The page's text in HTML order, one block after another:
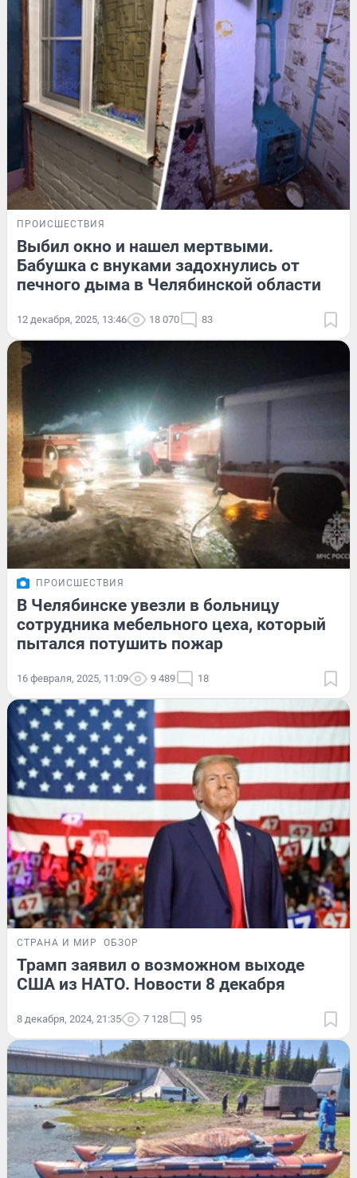
ПРОИСШЕСТВИЯ
Выбил окно и нашел мертвыми.
Бабушка с внуками задохнулись от
печного дыма в Челябинской области
12 декабря, 2025, 13:46 18 070 83
ПРОИСШЕСТВИЯ
В Челябинске увезли в больницу
сотрудника мебельного цеха, который
пытался потушить пожар
16 февраля, 2025, 11:09 9 489 18
СТРАНА И МИР ОБЗОР
Трамп заявил о возможном выходе
США из НАТО. Новости 8 декабря
8 декабря, 2024, 21:35 7 128 95